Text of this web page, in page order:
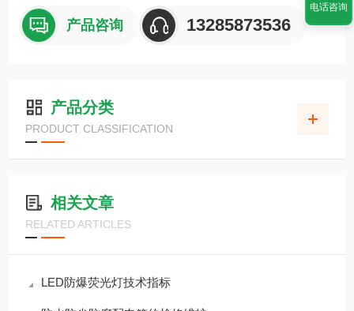
产品咨询 13285873536
产品分类
PRODUCT CLASSIFICATION
相关文章
RELATED ARTICLES
LED防爆荧光灯技术指标
电话咨询